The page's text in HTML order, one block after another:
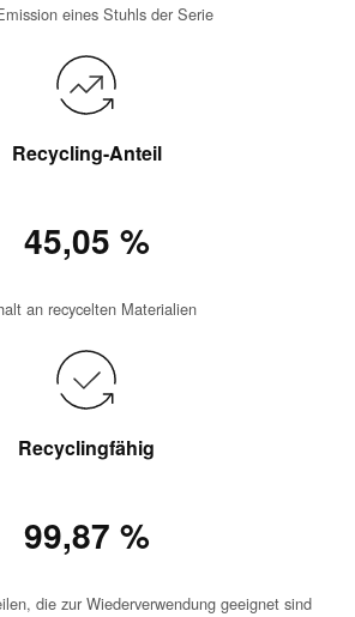
eines Stuhls der Serie
Recycling-Anteil
45,05 %
an recycelten Materialien
Recyclingfähig
99,87 %
die zur Wiederverwendung geeignet sind